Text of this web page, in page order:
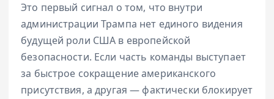
Это первый сигнал о том, что внутри
администрации Трампа нет единого видения
будущей роли США в европейской
безопасности. Если часть команды выступает
за быстрое сокращение американского
присутствия, а другая — фактически блокирует